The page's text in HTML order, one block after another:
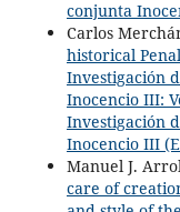
conjunta
Carlos
historical
Investigación
Inocencio III:
Investigación
Inocencio III
Manuel J.
care of